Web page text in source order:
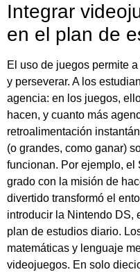
Integrar
en el plan de
El uso de juegos permite
y perseverar. A los
agencia: en los juegos,
hacen, y cuanto más
retroalimentación
(o grandes, como ganar)
funcionan. Por ejemplo, el
grado con la misión de
divertido transformó el
introducir la Nintendo DS,
plan de estudios diario.
matemáticas y lenguaje
videojuegos. En solo